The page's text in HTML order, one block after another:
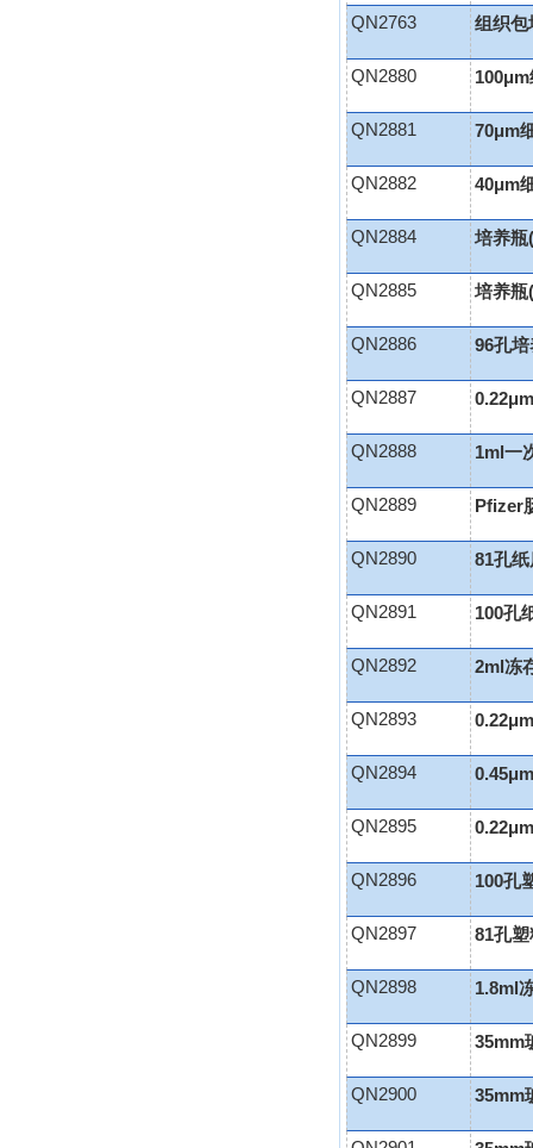
QN2763 组织包
QN2880
QN2881 70μm
QN2882 40μm
QN2884 培养瓶
QN2885 培养瓶
QN2886 96孔
QN2887
QN2888 1ml一
QN2889 Pfizer
QN2890 81孔
QN2891 100孔
QN2892 2ml冻
QN2893
QN2894
QN2895
QN2896 100孔
QN2897 81孔
QN2898 1.8ml
QN2899 35mm
QN2900 35mm